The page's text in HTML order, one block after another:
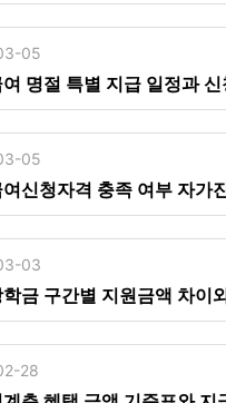
05
명절 특별 지급 일정과
05
신청자격 충족 여부 자가
03
금 구간별 지원금액 차이
28